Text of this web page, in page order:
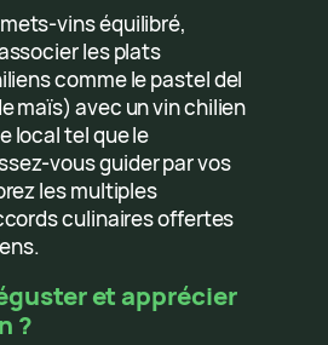
vins équilibré,
les plats
comme le pastel del
maïs) avec un vin chilien
local tel que le
vous guider par vos
les multiples
culinaires offertes
et apprécier
?